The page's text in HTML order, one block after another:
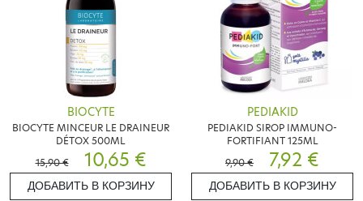
BIOCYTE
BIOCYTE MINCEUR LE DRAINEUR
DÉTOX 500ML
15,90 €
10,65 €
ДОБАВИТЬ В КОРЗИНУ
PEDIAKID
PEDIAKID SIROP IMMUNO-
FORTIFIANT 125ML
9,90 €
7,92 €
ДОБАВИТЬ В КОРЗИНУ